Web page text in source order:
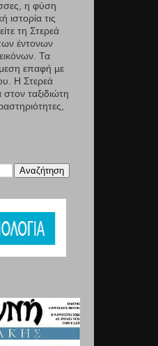
η φύση
ιστορία τις
τη Στερεά
έντονων
Τα
επαφή µε
Η Στερεά
ταξιδιώτη